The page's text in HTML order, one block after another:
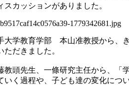
スカッションがありました。
大学教育学部 本山准教授から、
だきました。
教頭先生、一條研究主任から、「
いく過程や、子ども達の変化につ